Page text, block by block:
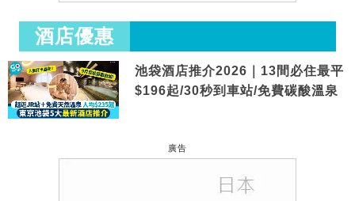
酒店優惠
池袋酒店推介2026｜13間必住最平
$196起/30秒到車站/免費碳酸溫泉
廣告